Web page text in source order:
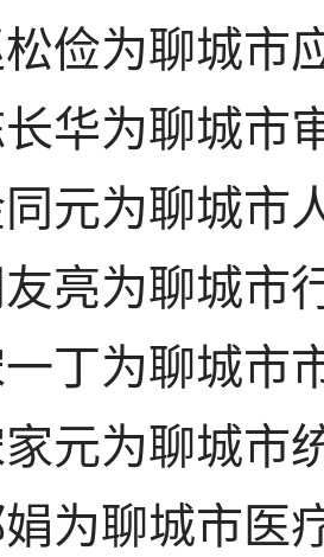
为聊城市
为聊城市
为聊城市人
为聊城市行
为聊城市市
为聊城市
聊城市医